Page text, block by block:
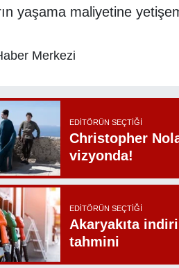
yaşama maliyetine
Merkezi
EDITÖRÜN SEÇTIĞI
Christopher
vizyonda!
EDITÖRÜN SEÇTIĞI
Akaryakıta
tahmini